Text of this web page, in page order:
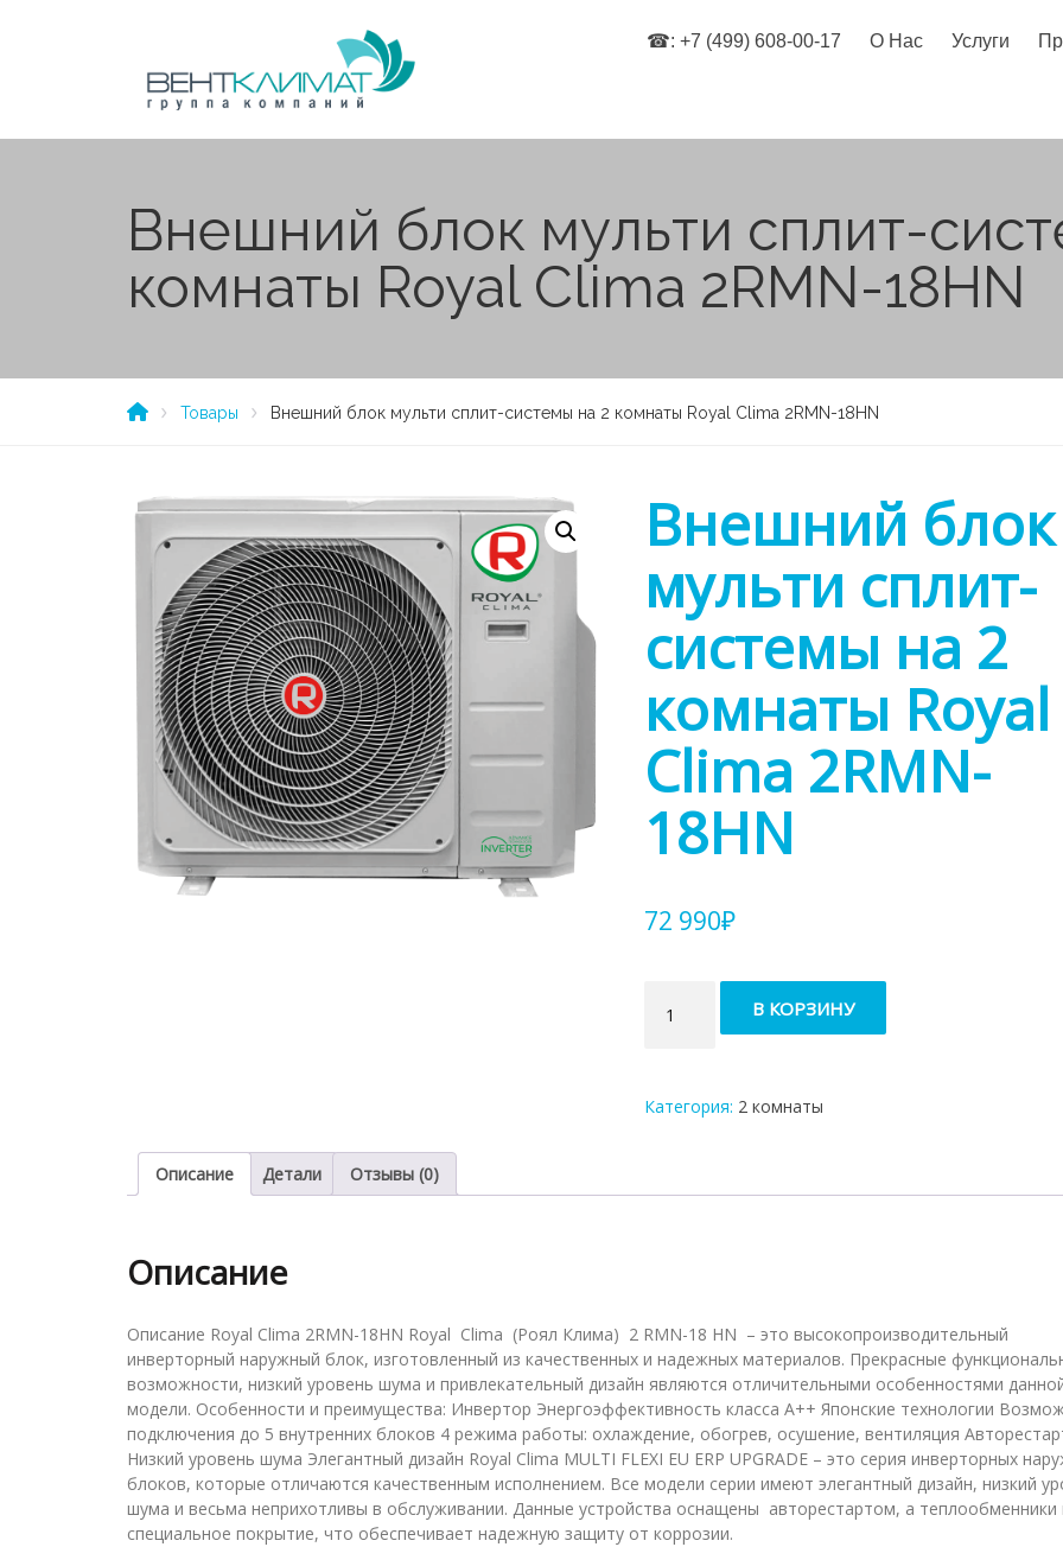
☎: +7 (499) 608-00-17 О Нас Услуги
Внешний блок мульти сплит-
комнаты Royal Clima 2RMN-18HN
Товары Внешний блок мульти сплит-системы на 2 комнаты Royal Clima 2RMN-18HN
Внешний блок
мульти сплит-
системы на 2
комнаты Royal
Clima 2RMN-
18HN
72 990₽
товара
сплит-
2
В КОРЗИНУ
Категория: 2 комнаты
Описание Детали Отзывы (0)
Описание
Описание Royal Clima 2RMN-18HN Royal Clima (Роял Клима) 2 RMN-18 HN – это высокопроизводительный
инверторный наружный блок, изготовленный из качественных и надежных материалов. Прекрасные
возможности, низкий уровень шума и привлекательный дизайн являются отличительными особенностями
модели. Особенности и преимущества: Инвертор Энергоэффективность класса А++ Японские технологии
подключения до 5 внутренних блоков 4 режима работы: охлаждение, обогрев, осушение, вентиляция
Низкий уровень шума Элегантный дизайн Royal Clima MULTI FLEXI EU ERP UPGRADE – это серия инверторных
блоков, которые отличаются качественным исполнением. Все модели серии имеют элегантный дизайн, низкий
шума и весьма неприхотливы в обслуживании. Данные устройства оснащены авторестартом, а
специальное покрытие, что обеспечивает надежную защиту от коррозии.